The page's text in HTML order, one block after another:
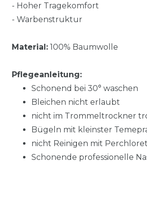
- Hoher Tragekomfort
- Warbenstruktur
Material: 100% Baumwolle
Pflegeanleitung:
Schonend bei 30° waschen
Bleichen nicht erlaubt
nicht im Trommeltrockner
Bügeln mit kleinster
nicht Reinigen mit
Schonende professionelle